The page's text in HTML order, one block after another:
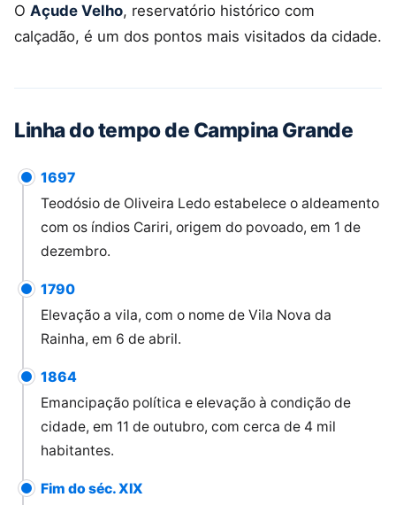
O Açude Velho, reservatório histórico com
calçadão, é um dos pontos mais visitados da cidade.
Linha do tempo de Campina Grande
1697
Teodósio de Oliveira Ledo estabelece o aldeamento
com os índios Cariri, origem do povoado, em 1 de
dezembro.
1790
Elevação a vila, com o nome de Vila Nova da
Rainha, em 6 de abril.
1864
Emancipação política e elevação à condição de
cidade, em 11 de outubro, com cerca de 4 mil
habitantes.
Fim do séc. XIX